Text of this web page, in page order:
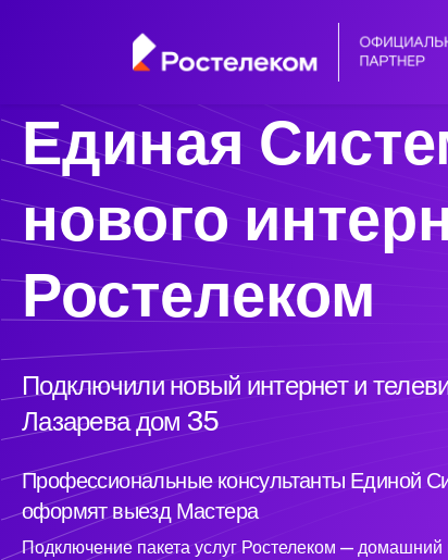
Единая
нового
Ростелеком
Подключили новый интернет и
Лазарева дом 35
Профессиональные консультанты Единой
оформят выезд Мастера
Подключение пакета услуг Ростелеком —